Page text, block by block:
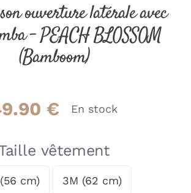
ouverture latérale avec
– PEACH BLOSSOM
(Bamboom)
€ En stock
vêtement
cm) 3M (62 cm)